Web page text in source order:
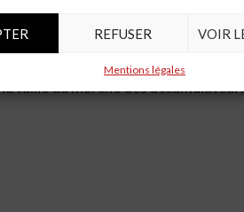
REFUSER VOIR
Mentions légales
complètes distinctes pour
annuelles sont fournies pour la
les marchés mondiaux de
taille du marché des